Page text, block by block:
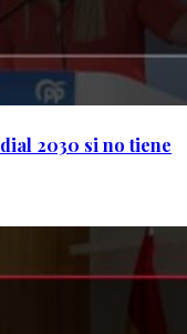
2030 si no tiene